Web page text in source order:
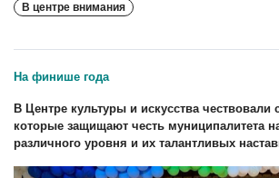
В центре внимания
На финише года
В Центре культуры и искусства чествовали
которые защищают честь муниципалитета
различного уровня и их талантливых